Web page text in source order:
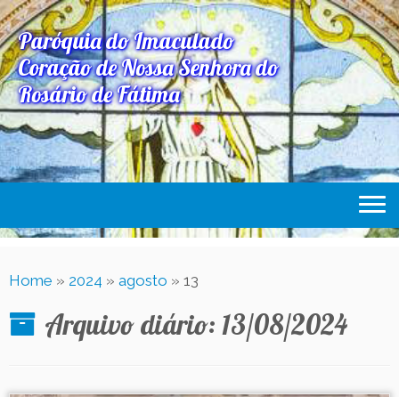
Paróquia do Imaculado
Coração de Nossa Senhora do
Rosário de Fátima
Paróquia
Expediente Paroquial
Acesse Também
Home » 2024 » agosto » 13
Arquivo diário: 13/08/2024